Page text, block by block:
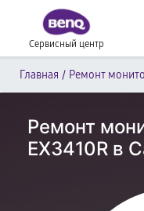
Сервисный центр
Главная / Ремонт
Ремонт
EX3410R в